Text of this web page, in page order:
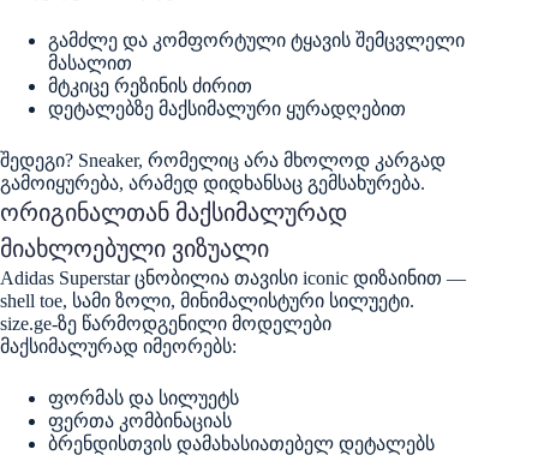
გამძლე და კომფორტული ტყავის შემცვლელი
მასალით
მტკიცე რეზინის ძირით
დეტალებზე მაქსიმალური ყურადღებით
შედეგი? Sneaker, რომელიც არა მხოლოდ კარგად
გამოიყურება, არამედ დიდხანსაც გემსახურება.
ორიგინალთან მაქსიმალურად
მიახლოებული ვიზუალი
Adidas Superstar ცნობილია თავისი iconic დიზაინით —
shell toe, სამი ზოლი, მინიმალისტური სილუეტი.
size.ge-ზე წარმოდგენილი მოდელები
მაქსიმალურად იმეორებს:
ფორმას და სილუეტს
ფერთა კომბინაციას
ბრენდისთვის დამახასიათებელ დეტალებს